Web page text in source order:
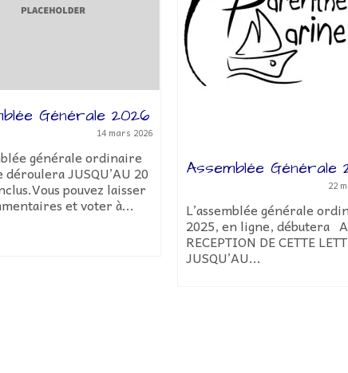
Générale 2026
14 mars 2026
générale ordinaire
déroulera JUSQU’AU 20
pouvez laisser
et voter à...
Assemblée Générale
22
L’assemblée générale
2025, en ligne, débutera
RECEPTION DE CETTE
JUSQU’AU...